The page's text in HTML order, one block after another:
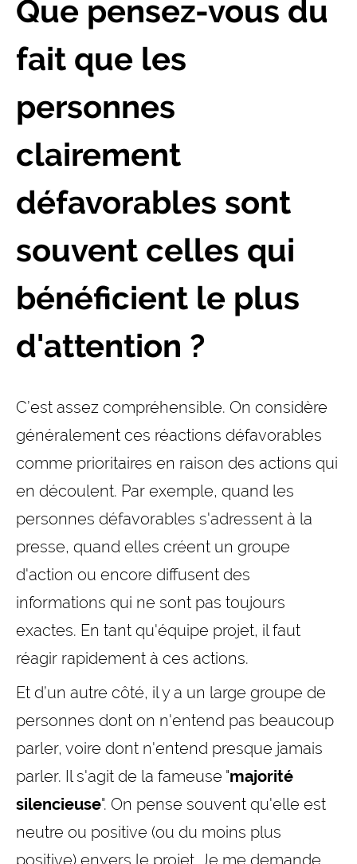
Que pensez-vous du
fait que les
personnes
clairement
défavorables sont
souvent celles qui
bénéficient le plus
d'attention ?
C’est assez compréhensible. On considère
généralement ces réactions défavorables
comme prioritaires en raison des actions qui
en découlent. Par exemple, quand les
personnes défavorables s'adressent à la
presse, quand elles créent un groupe
d'action ou encore diffusent des
informations qui ne sont pas toujours
exactes. En tant qu'équipe projet, il faut
réagir rapidement à ces actions.
Et d’un autre côté, il y a un large groupe de
personnes dont on n'entend pas beaucoup
parler, voire dont n'entend presque jamais
parler. Il s'agit de la fameuse "majorité
silencieuse". On pense souvent qu'elle est
neutre ou positive (ou du moins plus
positive) envers le projet. Je me demande